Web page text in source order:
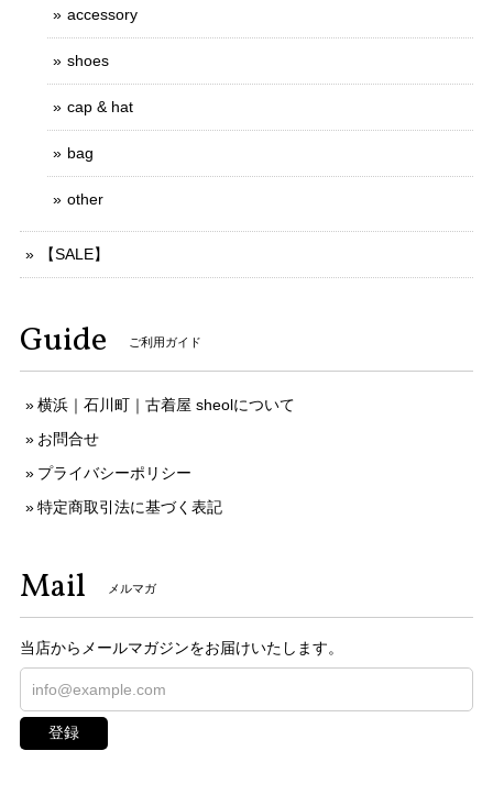
accessory
shoes
cap & hat
bag
other
【SALE】
Guide ご利用ガイド
横浜｜石川町｜古着屋 sheolについて
お問合せ
プライバシーポリシー
特定商取引法に基づく表記
Mail メルマガ
当店からメールマガジンをお届けいたします。
登録